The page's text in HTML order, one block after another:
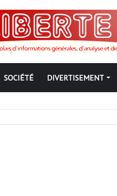
SOCIÉTÉ DIVERTISEMENT